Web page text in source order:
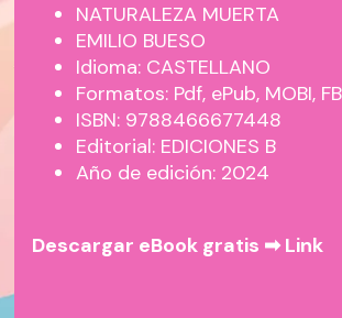
NATURALEZA MUERTA
EMILIO BUESO
Idioma: CASTELLANO
Formatos: Pdf, ePub, MOBI,
ISBN: 9788466677448
Editorial: EDICIONES B
Año de edición: 2024
Descargar eBook gratis ➡ Link